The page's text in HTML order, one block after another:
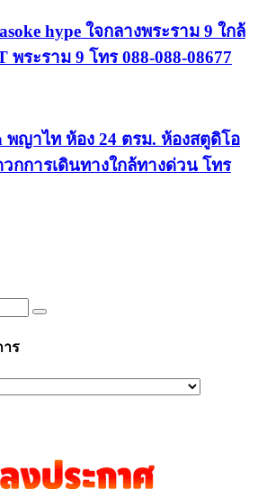
hype ใจกลางพระราม 9 ใกล้
ระราม 9 โทร 088-088-08677
พญาไท ห้อง 24 ตรม. ห้องสตูดิโอ
กการเดินทางใกล้ทางด่วน โทร
ร